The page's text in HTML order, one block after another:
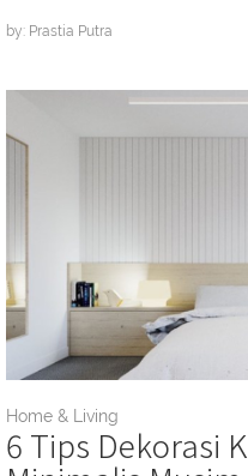
by: Prastia Putra
Home & Living
6 Tips Dekorasi